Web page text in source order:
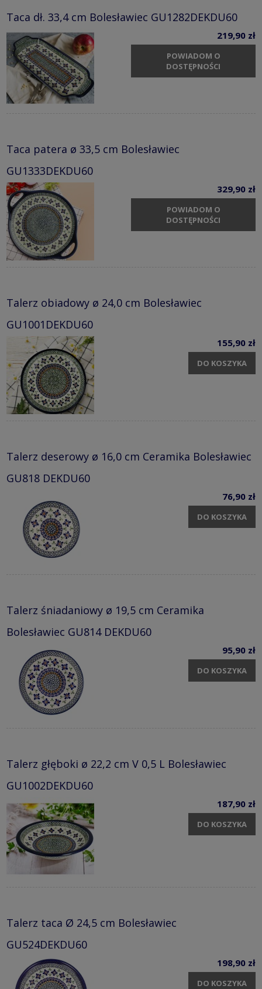
Taca dł. 33,4 cm Bolesławiec GU1282DEKDU60
219,90 zł
POWIADOM O
DOSTĘPNOŚCI
Taca patera ø 33,5 cm Bolesławiec
GU1333DEKDU60
329,90 zł
POWIADOM O
DOSTĘPNOŚCI
Talerz obiadowy ø 24,0 cm Bolesławiec
GU1001DEKDU60
155,90 zł
DO KOSZYKA
Talerz deserowy ø 16,0 cm Ceramika Bolesławiec
GU818 DEKDU60
76,90 zł
DO KOSZYKA
Talerz śniadaniowy ø 19,5 cm Ceramika
Bolesławiec GU814 DEKDU60
95,90 zł
DO KOSZYKA
Talerz głęboki ø 22,2 cm V 0,5 L Bolesławiec
GU1002DEKDU60
187,90 zł
DO KOSZYKA
Talerz taca Ø 24,5 cm Bolesławiec
GU524DEKDU60
198,90 zł
DO KOSZYKA